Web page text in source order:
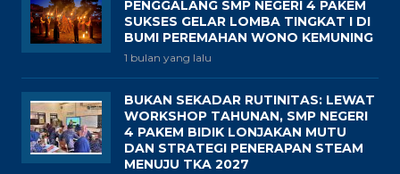
PENGGALANG SMP NEGERI 4 PAKEM
SUKSES GELAR LOMBA TINGKAT I DI
BUMI PEREMAHAN WONO KEMUNING
1 bulan yang lalu
BUKAN SEKADAR RUTINITAS: LEWAT
WORKSHOP TAHUNAN, SMP NEGERI
4 PAKEM BIDIK LONJAKAN MUTU
DAN STRATEGI PENERAPAN STEAM
MENUJU TKA 2027